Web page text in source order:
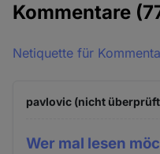
Kommentare
Netiquette für
pavlovic (nicht
Wer mal lesen